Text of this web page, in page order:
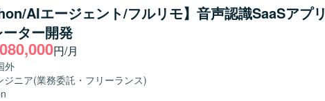
AIエージェント/フルリモ】音声認識SaaSアプ
ター開発
円/月
外
ジニア(業務委託・フリーランス)